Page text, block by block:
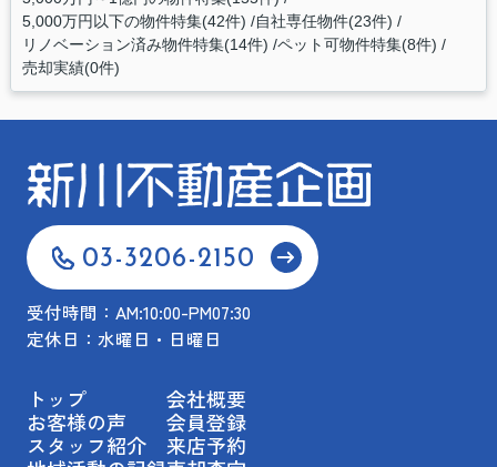
5,000万円以下の物件特集(42件) 自社専任物件(23件)
リノベーション済み物件特集(14件) ペット可物件特集(8件)
売却実績(0件)
03-3206-2150
受付時間：AM:10:00-PM07:30
定休日：水曜日・日曜日
トップ
お客様の声
スタッフ紹介
会社概要
会員登録
来店予約